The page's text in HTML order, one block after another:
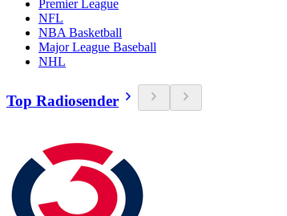
Premier League
NFL
NBA Basketball
Major League Baseball
NHL
Top Radiosender